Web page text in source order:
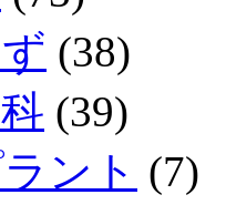
(38)
(39)
ント (7)